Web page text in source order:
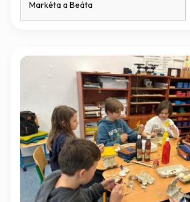
Markéta a Beáta